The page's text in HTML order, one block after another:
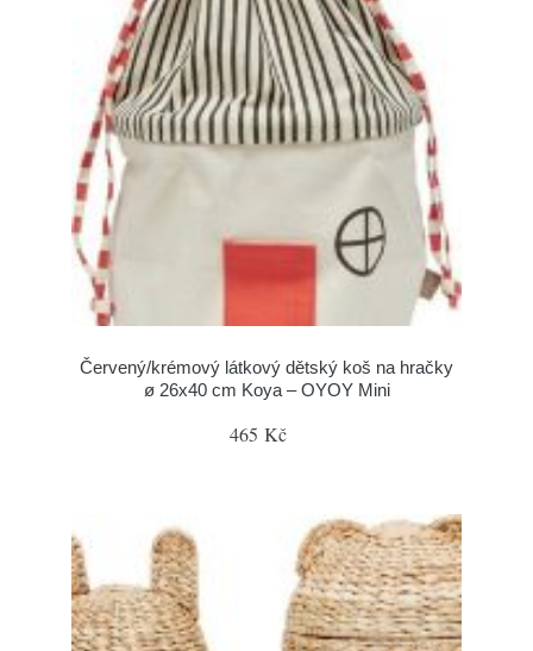
Červený/krémový látkový dětský koš na hračky
ø 26x40 cm Koya – OYOY Mini
465 Kč